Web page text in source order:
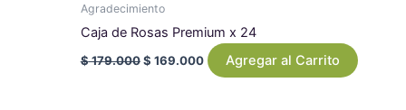
Agradecimiento
Caja de Rosas Premium x 24
$179.000 $ 169.000 Agregar al Carrito